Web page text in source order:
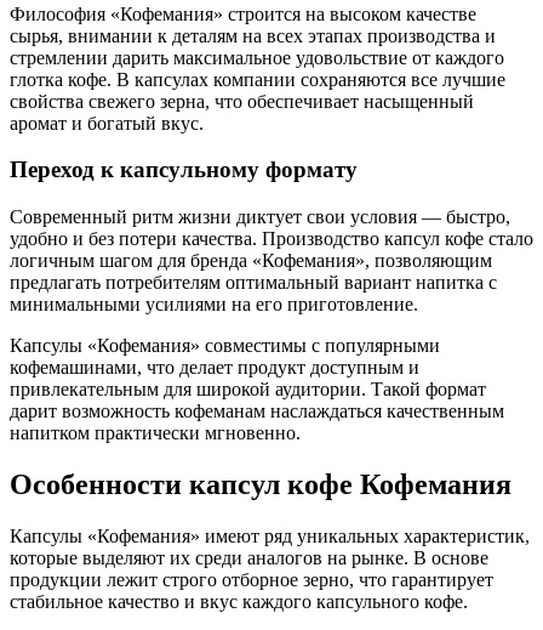
Философия «Кофемания» строится на высоком качестве
сырья, внимании к деталям на всех этапах производства и
стремлении дарить максимальное удовольствие от каждого
глотка кофе. В капсулах компании сохраняются все лучшие
свойства свежего зерна, что обеспечивает насыщенный
аромат и богатый вкус.
Переход к капсульному формату
Современный ритм жизни диктует свои условия — быстро,
удобно и без потери качества. Производство капсул кофе стало
логичным шагом для бренда «Кофемания», позволяющим
предлагать потребителям оптимальный вариант напитка с
минимальными усилиями на его приготовление.
Капсулы «Кофемания» совместимы с популярными
кофемашинами, что делает продукт доступным и
привлекательным для широкой аудитории. Такой формат
дарит возможность кофеманам наслаждаться качественным
напитком практически мгновенно.
Особенности капсул кофе Кофемания
Капсулы «Кофемания» имеют ряд уникальных характеристик,
которые выделяют их среди аналогов на рынке. В основе
продукции лежит строго отборное зерно, что гарантирует
стабильное качество и вкус каждого капсульного кофе.